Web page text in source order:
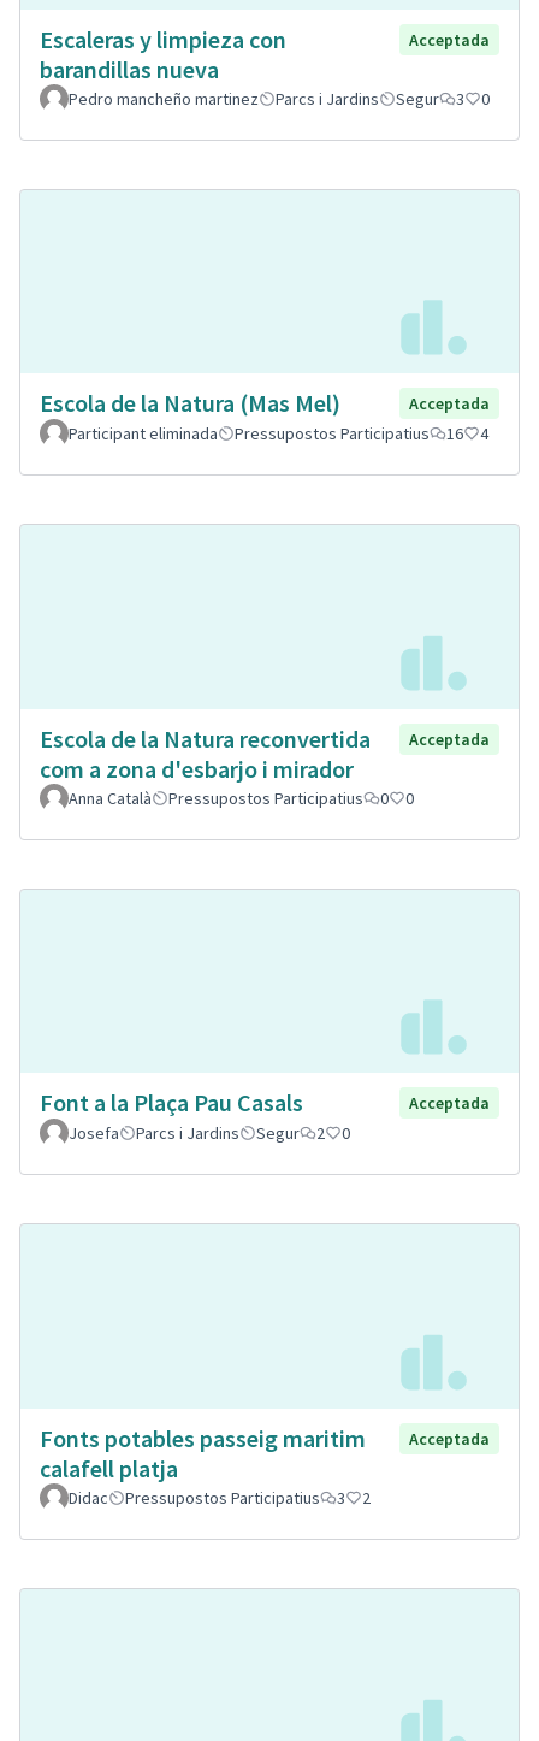
Escaleras y limpieza con
barandillas nueva
Acceptada
Pedro mancheño martinez Parcs i Jardins Segur 3 0
Escola de la Natura (Mas Mel)
Acceptada
Participant eliminada
Pressupostos Participatius 16 4
Escola de la Natura reconvertida
com a zona d'esbarjo i mirador
Acceptada
Anna Català Pressupostos Participatius 0 0
Font a la Plaça Pau Casals
Acceptada
Josefa
Parcs i Jardins Segur 2 0
Fonts potables passeig maritim
calafell platja
Acceptada
Didac Pressupostos Participatius 3 2